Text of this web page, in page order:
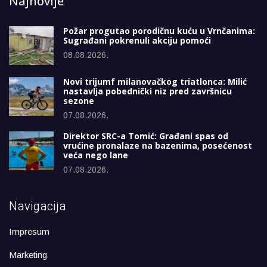
Požar progutao porodičnu kuću u Vrnčanima:
Sugrađani pokrenuli akciju pomoći
08.08.2026.
Novi trijumf milanovačkog triatlonca: Milić
nastavlja pobednički niz pred završnicu
sezone
07.08.2026.
Direktor SRC-a Tomić: Građani spas od
vrućine pronalaze na bazenima, posećenost
veća nego lane
07.08.2026.
Navigacija
Impresum
Marketing